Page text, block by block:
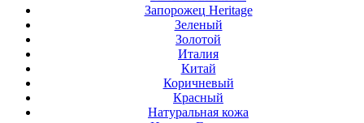
Запорожец Heritage
Зеленый
Золотой
Италия
Китай
Коричневый
Красный
Натуральная кожа